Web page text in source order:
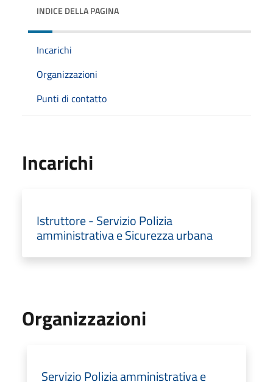
INDICE DELLA PAGINA
Incarichi
Organizzazioni
Punti di contatto
Incarichi
Istruttore - Servizio Polizia
amministrativa e Sicurezza urbana
Organizzazioni
Servizio Polizia amministrativa e